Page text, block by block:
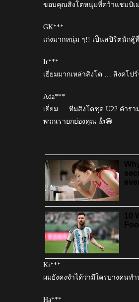
ขอบคุณสิงโตหนุ่มที่คว้าแชมป์เ
GK***
เก่งมากหนุ่ม ๆ!! เป็นสปิริตนักสู้
Ir***
เยี่ยมมากเหล่าสิงโต … สิงคโปร์
Ada***
เยี่ยม … ทีมสิงโตชุด U22 คำ
พวกเรายกย่องคุณ 👍😁
Ki***
ผมยังคงจำได้ว่ามีใครบางคนท
Ha***